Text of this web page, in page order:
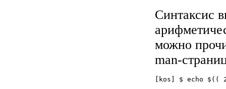
Синтаксис
можно
man-